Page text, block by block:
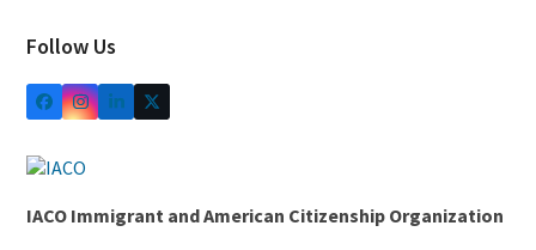
Follow Us
IACO Immigrant and American Citizenship Organization